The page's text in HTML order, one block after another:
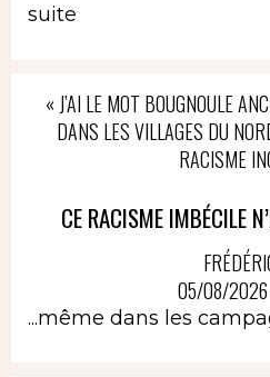
suite
« J’AI LE MOT BOUGNOULE
DANS LES VILLAGES DU
RACISME
CE RACISME IMBÉCILE
05/08/2026
...même dans les